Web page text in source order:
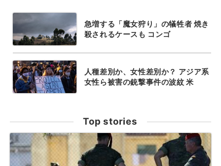
急増する「魔女狩り」の犠牲者 焼き
殺されるケースも コンゴ
人種差別か、女性差別か？ アジア系
女性ら被害の銃撃事件の波紋 米
Top stories